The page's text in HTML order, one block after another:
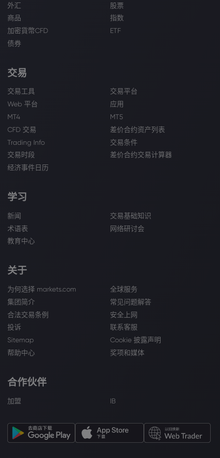
外汇
股票
商品
指数
加密貨幣CFD
ETF
债券
交易
交易工具
交易平台
Web 平台
应用
MT4
MT5
CFD 交易
差价合约资产列表
Trading Info
交易条件
交易时段
差价合约交易计算器
经济事件日历
学习
新闻
交易基础知识
术语表
网络研讨会
教育中心
关于
为何选择 markets.com
全球服务
集团简介
常见问题解答
合法交易条例
安全上网
投诉
联系客服
Sitemap
Cookie 披露声明
帮助中心
奖项和媒体
合作伙伴
加盟 IB